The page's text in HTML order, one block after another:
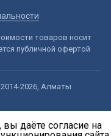
товаров носит
публичной офертой
2026, Алматы
даёте согласие на